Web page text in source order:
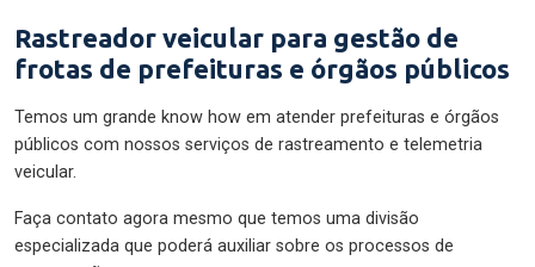
Rastreador veicular para gestão de
frotas de prefeituras e órgãos públicos
Temos um grande know how em atender prefeituras e órgãos
públicos com nossos serviços de rastreamento e telemetria
veicular.
Faça contato agora mesmo que temos uma divisão
especializada que poderá auxiliar sobre os processos de